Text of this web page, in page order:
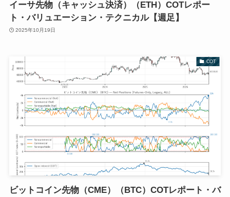
イーサ先物（キャッシュ決済）（ETH）COTレポー
ト・バリュエーション・テクニカル【週足】
2025年10月19日
COT
ビットコイン先物（CME）（BTC）COTレポート・バ